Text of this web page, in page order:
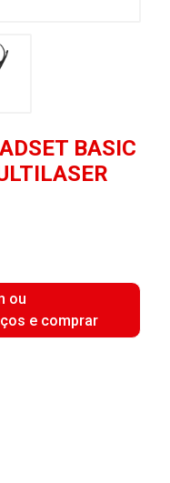
BASIC
ou
e comprar